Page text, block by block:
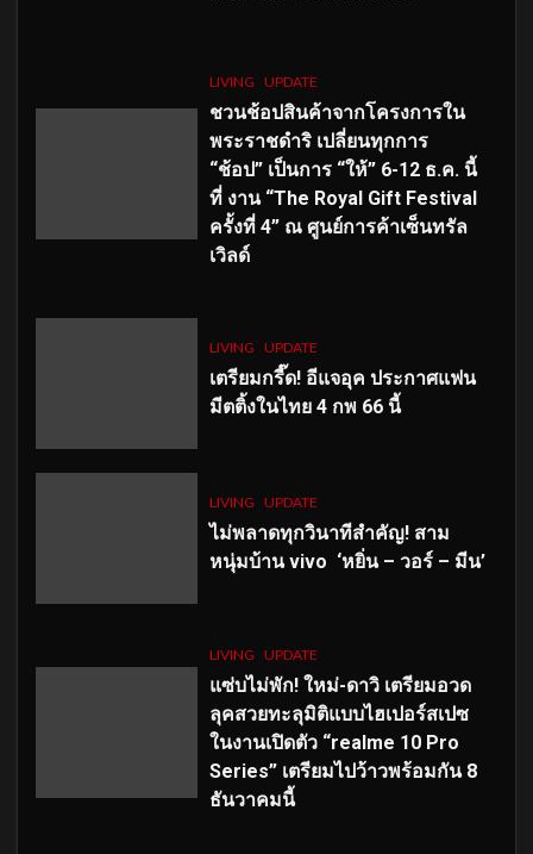
LIVING UPDATE
ชวนช้อปสินค้าจากโครงการใน
พระราชดำริ เปลี่ยนทุกการ
“ช้อป” เป็นการ “ให้” 6-12 ธ.ค. นี้
ที่ งาน “The Royal Gift Festival
ครั้งที่ 4” ณ ศูนย์การค้าเซ็นทรัล
เวิลด์
LIVING UPDATE
เตรียมกรี๊ด! อีแจอุค ประกาศแฟน
มีตติ้งในไทย 4 กพ 66 นี้
LIVING UPDATE
ไม่พลาดทุกวินาทีสำคัญ! สาม
หนุ่มบ้าน vivo ‘หยิ่น – วอร์ – มีน’
LIVING UPDATE
แซ่บไม่พัก! ใหม่-ดาวิ เตรียมอวด
ลุคสวยทะลุมิติแบบไฮเปอร์สเปซ
ในงานเปิดตัว “realme 10 Pro
Series” เตรียมไปว้าวพร้อมกัน 8
ธันวาคมนี้